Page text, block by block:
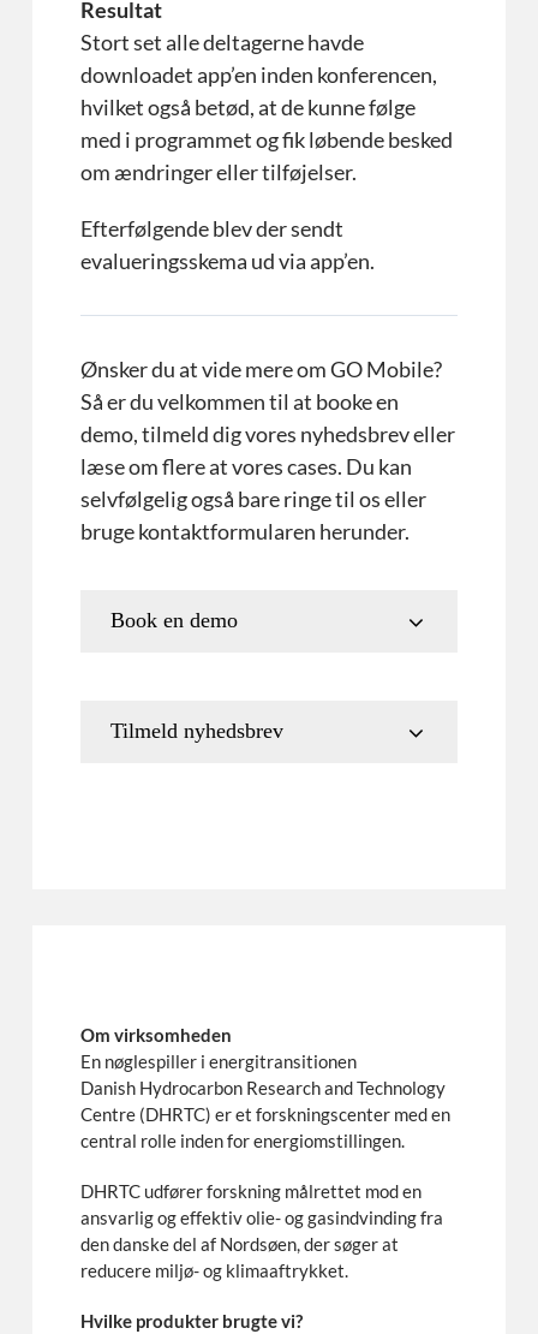
Resultat
Stort set alle deltagerne havde
downloadet app’en inden konferencen,
hvilket også betød, at de kunne følge
med i programmet og fik løbende besked
om ændringer eller tilføjelser.
Efterfølgende blev der sendt
evalueringsskema ud via app’en.
Ønsker du at vide mere om GO Mobile?
Så er du velkommen til at booke en
demo, tilmeld dig vores nyhedsbrev eller
læse om flere at vores cases. Du kan
selvfølgelig også bare ringe til os eller
bruge kontaktformularen herunder.
Book en demo
Tilmeld nyhedsbrev
Om virksomheden
En nøglespiller i energitransitionen
Danish Hydrocarbon Research and Technology
Centre (DHRTC) er et forskningscenter med en
central rolle inden for energiomstillingen.
DHRTC udfører forskning målrettet mod en
ansvarlig og effektiv olie- og gasindvinding fra
den danske del af Nordsøen, der søger at
reducere miljø- og klimaaftrykket.
Hvilke produkter brugte vi?